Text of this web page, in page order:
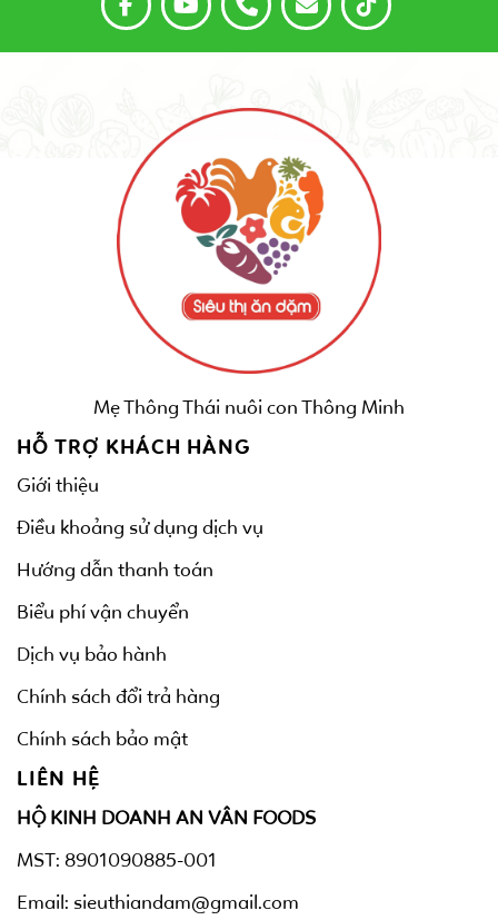
Mẹ Thông Thái nuôi con Thông Minh
HỖ TRỢ KHÁCH HÀNG
Giới thiệu
Điều khoảng sử dụng dịch vụ
Hướng dẫn thanh toán
Biểu phí vận chuyển
Dịch vụ bảo hành
Chính sách đổi trả hàng
Chính sách bảo mật
LIÊN HỆ
HỘ KINH DOANH AN VÂN FOODS
MST: 8901090885-001
Email: sieuthiandam@gmail.com